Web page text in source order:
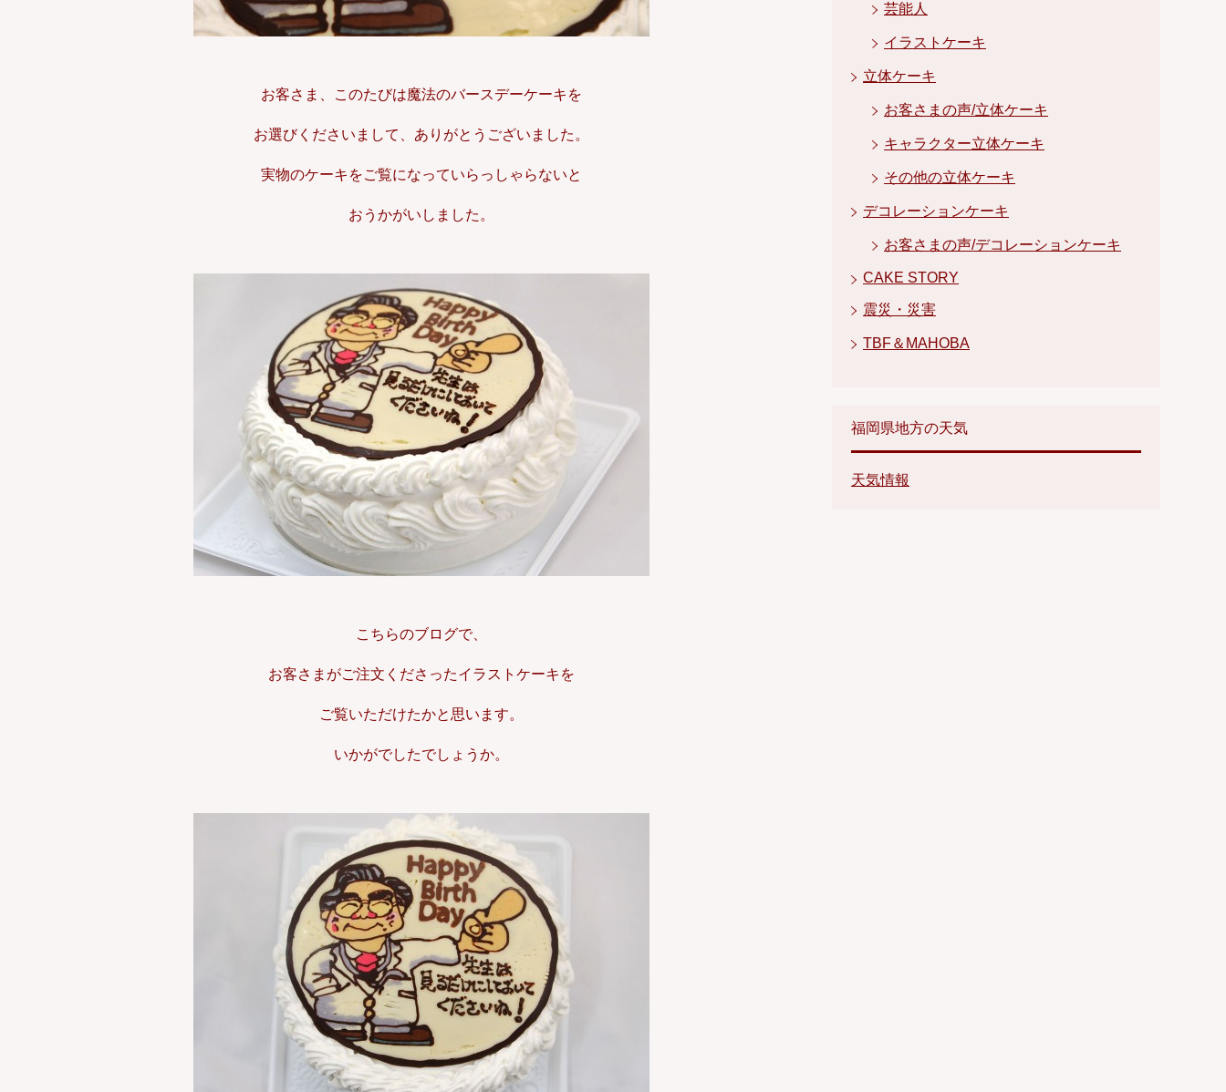
お客さま、このたびは魔法のバースデーケーキを
お選びくださいまして、ありがとうございました。
実物のケーキをご覧になっていらっしゃらないと
おうかがいしました。
こちらのブログで、
お客さまがご注文くださったイラストケーキを
ご覧いただけたかと思います。
いかがでしたでしょうか。
芸能人
イラストケーキ
立体ケーキ
お客さまの声/立体ケーキ
キャラクター立体ケーキ
その他の立体ケーキ
デコレーションケーキ
お客さまの声/デコレーションケーキ
CAKE STORY
震災・災害
TBF＆MAHOBA
福岡県地方の天気
天気情報